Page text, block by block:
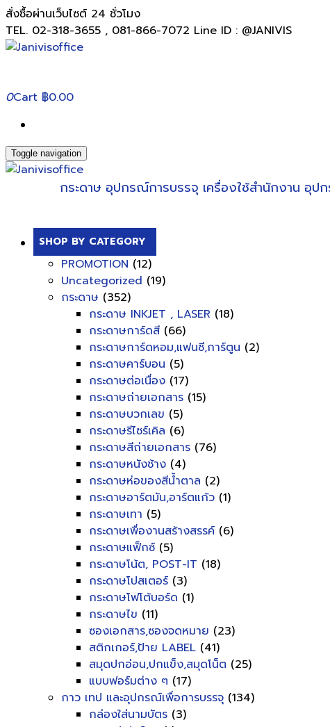
สั่งซื้อผ่านเว็บไซต์ 24 ชั่วโมง
TEL. 02-318-3655 , 081-866-7072 Line ID : @JANIVIS
0Cart ฿0.00
Toggle navigation
กระดาษ อุปกรณ์การบรรจุ เครื่องใช้สำนักงาน อุป
SHOP BY CATEGORY
PROMOTION (12)
Uncategorized (19)
กระดาษ (352)
กระดาษ INKJET , LASER (18)
กระดาษการ์ดสี (66)
กระดาษการ์ดหอม,แฟนซี,การ์ตูน (2)
กระดาษคาร์บอน (5)
กระดาษต่อเนื่อง (17)
กระดาษถ่ายเอกสาร (15)
กระดาษบวกเลข (5)
กระดาษรีไซร์เคิล (6)
กระดาษสีถ่ายเอกสาร (76)
กระดาษหนังช้าง (4)
กระดาษห่อของสีน้ำตาล (2)
กระดาษอาร์ตมัน,อาร์ตแก้ว (1)
กระดาษเทา (5)
กระดาษเพื่องานสร้างสรรค์ (6)
กระดาษแฟ็กซ์ (5)
กระดาษโน้ต, POST-IT (18)
กระดาษโปสเตอร์ (3)
กระดาษโฟโต้บอร์ด (1)
กระดาษไข (11)
ซองเอกสาร,ซองจดหมาย (23)
สติกเกอร์,ป้าย LABEL (41)
สมุดปกอ่อน,ปกแข็ง,สมุดโน็ต (25)
แบบฟอร์มต่าง ๆ (17)
กาว เทป และอุปกรณ์เพื่อการบรรจุ (134)
กล่องใส่นามบัตร (3)